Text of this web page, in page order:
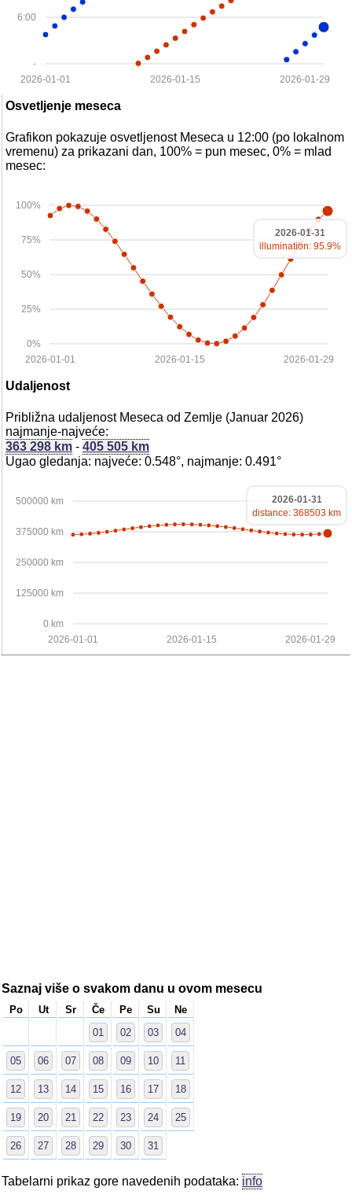
-
6:00
2026-01-29
2026-01-15
2026-01-01
Osvetljenje meseca
Grafikon pokazuje osvetljenost Meseca u 12:00 (po lokalnom
vremenu) za prikazani dan, 100% = pun mesec, 0% = mlad
mesec:
0%
25%
50%
75%
100%
2026-01-29
2026-01-15
2026-01-01
2026-01-31
illumination: 95.9%
Udaljenost
Približna udaljenost Meseca od Zemlje (Januar 2026)
najmanje-najveće:
363 298 km - 405 505 km
Ugao gledanja: najveće: 0.548°, najmanje: 0.491°
0 km
125000 km
250000 km
375000 km
500000 km
2026-01-29
2026-01-15
2026-01-01
2026-01-31
distance: 368503 km
Saznaj više o svakom danu u ovom mesecu
Po Ut Sr Če Pe Su
Ne
01
02 03 04
05 06 07 08 09 10 11
12 13 14 15 16 17 18
19 20 21 22 23 24 25
26 27 28 29 30 31
Tabelarni prikaz gore navedenih podataka: info